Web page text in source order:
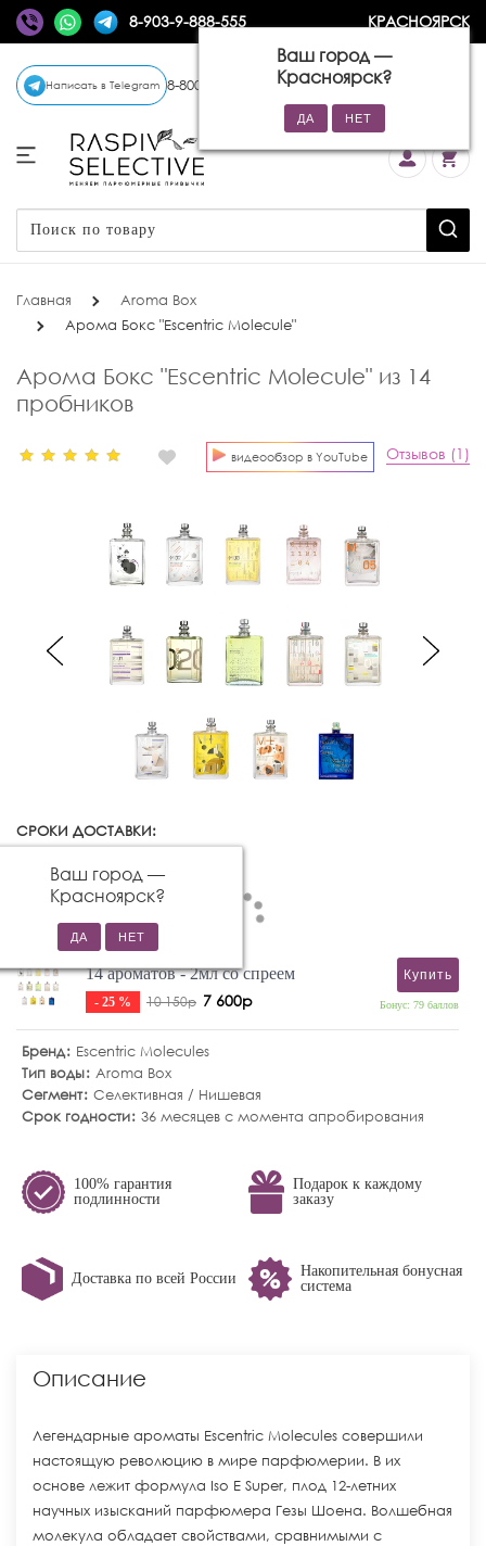
8-903-9-888-555 КРАСНОЯРСК
Ваш город —
Красноярск?
Написать в Telegram 8-800-770-72-34 (бесплатно)
Главная
Aroma Box
Арома Бокс "Escentric Molecule"
Арома Бокс "Escentric Molecule" из 14
пробников
Отзывов (1)
видеообзор в YouTube
СРОКИ ДОСТАВКИ:
Ваш город —
Красноярск?
14 ароматов - 2мл со спреем
- 25 % 10 150р 7 600р
Купить
Бонус: 79 баллов
Бренд
Escentric Molecules
Тип воды Aroma Box
Сегмент Селективная / Нишевая
Срок годности 36 месяцев с момента апробирования
100% гарантия
подлинности
Подарок к каждому
заказу
Доставка по всей России
Накопительная бонусная
система
Описание
Легендарные ароматы Escentric Molecules совершили
настоящую революцию в мире парфюмерии. В их
основе лежит формула Iso E Super, плод 12-летних
научных изысканий парфюмера Гезы Шоена. Волшебная
молекула обладает свойствами, сравнимыми с